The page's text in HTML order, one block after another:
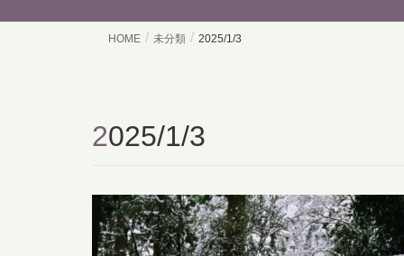
HOME 未分類 2025/1/3
2025/1/3